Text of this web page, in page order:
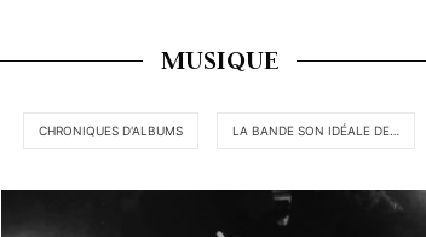
MUSIQUE
CHRONIQUES D'ALBUMS LA BANDE SON IDÉALE DE…